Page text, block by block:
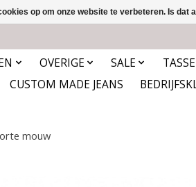
OVERIGE SALE
CUSTOM MADE JEANS
mouw
op om onze website te verbeteren. Is dat